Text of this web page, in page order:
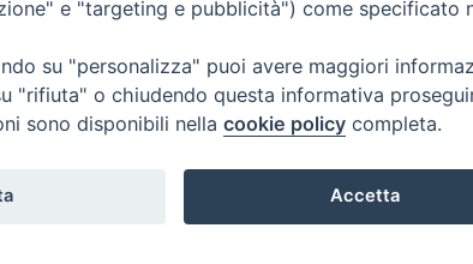
e "targeting e pubblicità") come specificato
su "personalizza" puoi avere maggiori
"rifiuta" o chiudendo questa informativa
sono disponibili nella cookie policy completa.
Accetta